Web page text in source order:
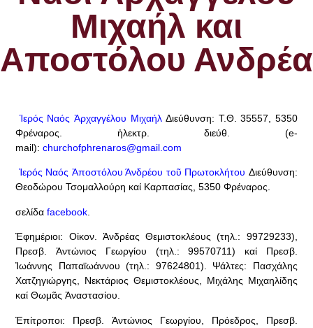
Μιχαήλ και
Αποστόλου Ανδρέα
Ἱερός Ναός Ἀρχαγγέλου ΜιχαήλΔιεύθυνση: Τ.Θ. 35557, 5350
Φρέναρος. ἠλεκτρ. διεύθ. (e-
mail):churchofphrenaros@gmail.com
Ἱερός Ναός Ἀποστόλου Άνδρέου τοῦ Πρωτοκλήτου Διεύθυνση:
Θεοδώρου Τσομαλλούρη καί Καρπασίας, 5350 Φρέναρος.
σελίδαfacebook
Ἐφημέριοι: Οἰκον. Ἀνδρέας Θεμιστοκλέους (τηλ.: 99729233),
Πρεσβ. Ἀντώνιος Γεωργίου (τηλ.: 99570711) καί Πρεσβ.
Ἰωάννης Παπαϊωάννου (τηλ.: 97624801). Ψάλτες: Πασχάλης
Χατζηγιώργης, Νεκτάριος Θεμιστοκλέους, Μιχάλης Μιχαηλίδης
καί Θωμᾶς Ἀναστασίου.
Ἐπίτροποι: Πρεσβ. Ἀντώνιος Γεωργίου, Πρόεδρος, Πρεσβ.